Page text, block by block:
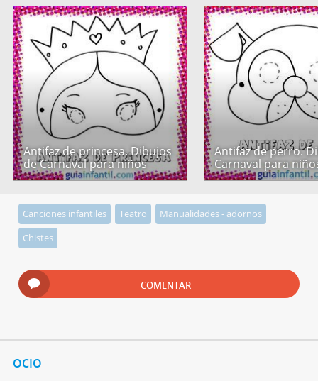
Antifaz de princesa. Dibujos
de Carnaval para niños
Antifaz de perro.
Carnaval para
Canciones infantiles Teatro
Manualidades - adornos
Chistes
COMENTAR
OCIO